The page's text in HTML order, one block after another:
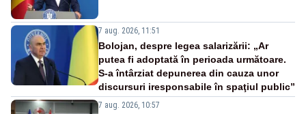
7 aug. 2026, 11:51
Bolojan, despre legea salarizării: „Ar
putea fi adoptată în perioada următoare.
S-a întârziat depunerea din cauza unor
discursuri iresponsabile în spaţiul public”
7 aug. 2026, 10:57